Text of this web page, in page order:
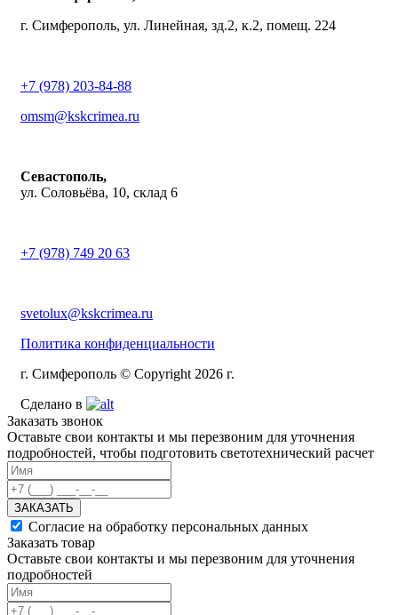
г. Симферополь, ул. Линейная, зд.2, к.2, помещ. 224
+7 (978) 203-84-88
omsm@kskcrimea.ru
Севастополь,
ул. Соловьёва, 10, склад 6
+7 (978) 749 20 63
svetolux@kskcrimea.ru
Политика конфиденциальности
г. Симферополь © Copyright 2026 г.
Сделано в
Заказать звонок
Оставьте свои контакты и мы перезвоним для уточнения
подробностей, чтобы подготовить светотехнический расчет
ЗАКАЗАТЬ
Согласие на обработку персональных данных
Заказать товар
Оставьте свои контакты и мы перезвоним для уточнения
подробностей